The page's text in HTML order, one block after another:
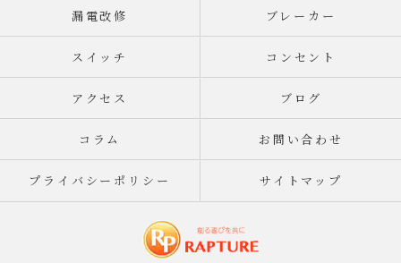
漏電改修 ブレーカー
スイッチ コンセント
アクセス ブログ
コラム お問い合わせ
プライバシーポリシー サイトマップ